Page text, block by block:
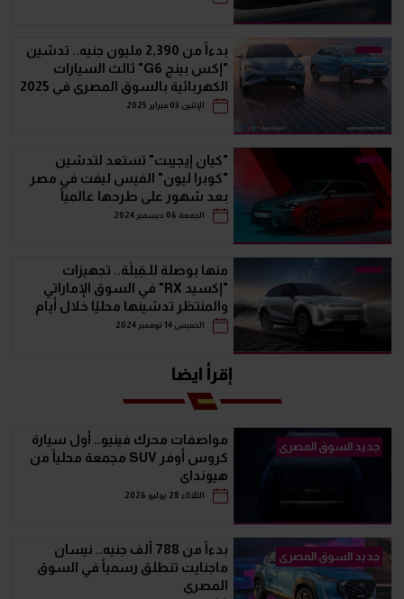
بدءاً من 2,390 مليون جنيه.. تدشين
"إكس بينج G6" ثالث السيارات
الكهربائية بالسوق المصري في 2025
الإثنين 03 فبراير 2025
"كيان إيجيبت" تستعد لتدشين
"كوبرا ليون" الفيس ليفت في مصر
بعد شهور على طرحها عالمياً
الجمعة 06 ديسمبر 2024
منها بوصلة للـقِبلَة.. تجهيزات
"إكسيد RX" في السوق الإماراتي
والمنتظر تدشينها محليًا خلال أيام
الخميس 14 نوفمبر 2024
إقرأ ايضا
جديد السوق المصرى
مواصفات محرك فينيو.. أول سيارة
كروس أوفر SUV مجمعة محلياً من
هيونداي
الثلاثاء 28 يوليو 2026
جديد السوق المصرى
بدءاً من 788 ألف جنيه.. نيسان
ماجنايت تنطلق رسمياً في السوق
المصري